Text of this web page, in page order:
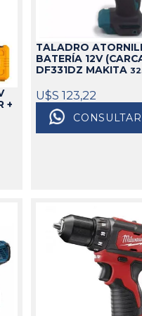
+
TALADRO
BATERÍA 12V
DF331DZ MAKITA
U$S 123,22
CONSULTAR